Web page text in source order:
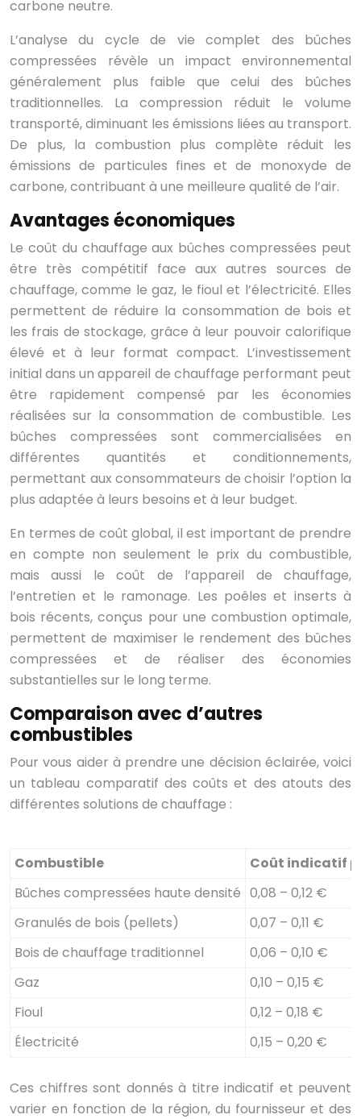
carbone neutre.
L’analyse du cycle de vie complet des bûches
compressées révèle un impact environnemental
généralement plus faible que celui des bûches
traditionnelles. La compression réduit le volume
transporté, diminuant les émissions liées au transport.
De plus, la combustion plus complète réduit les
émissions de particules fines et de monoxyde de
carbone, contribuant à une meilleure qualité de l’air.
Avantages économiques
Le coût du chauffage aux bûches compressées peut
être très compétitif face aux autres sources de
chauffage, comme le gaz, le fioul et l’électricité. Elles
permettent de réduire la consommation de bois et
les frais de stockage, grâce à leur pouvoir calorifique
élevé et à leur format compact. L’investissement
initial dans un appareil de chauffage performant peut
être rapidement compensé par les économies
réalisées sur la consommation de combustible. Les
bûches compressées sont commercialisées en
différentes quantités et conditionnements,
permettant aux consommateurs de choisir l’option la
plus adaptée à leurs besoins et à leur budget.
En termes de coût global, il est important de prendre
en compte non seulement le prix du combustible,
mais aussi le coût de l’appareil de chauffage,
l’entretien et le ramonage. Les poêles et inserts à
bois récents, conçus pour une combustion optimale,
permettent de maximiser le rendement des bûches
compressées et de réaliser des économies
substantielles sur le long terme.
Comparaison avec d’autres
combustibles
Pour vous aider à prendre une décision éclairée, voici
un tableau comparatif des coûts et des atouts des
différentes solutions de chauffage :
Combustible
Coût indicatif
Bûches compressées haute densité 0,08 – 0,12 €
Granulés de bois (pellets)
0,07 – 0,11 €
Bois de chauffage traditionnel
0,06 – 0,10 €
Gaz
0,10 – 0,15 €
Fioul
0,12 – 0,18 €
Électricité
0,15 – 0,20 €
Ces chiffres sont donnés à titre indicatif et peuvent
varier en fonction de la région, du fournisseur et des